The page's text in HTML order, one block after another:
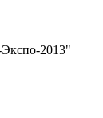
2013"